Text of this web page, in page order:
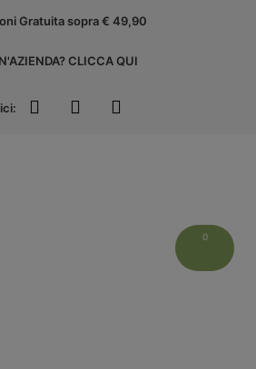
Gratuita sopra € 49,90
CLICCA QUI